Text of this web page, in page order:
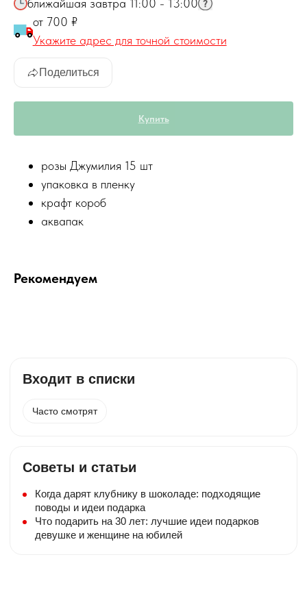
ближайшая завтра 11:00 - 13:00
от 700 ₽
Укажите адрес для точной стоимости
Поделиться
Купить
розы Джумилия 15 шт
упаковка в пленку
крафт короб
аквапак
Рекомендуем
Входит в списки
Часто смотрят
Советы и статьи
Когда дарят клубнику в шоколаде: подходящие
поводы и идеи подарка
Что подарить на 30 лет: лучшие идеи подарков
девушке и женщине на юбилей
Упаковка
коробку с ручками. Подарочные корзины
ставятся в пакет с ручками.
К композиции прилагаем бесплатную
Доставка